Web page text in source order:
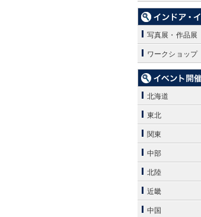
写真展・作品展
ワークショップ
北海道
東北
関東
中部
北陸
近畿
中国